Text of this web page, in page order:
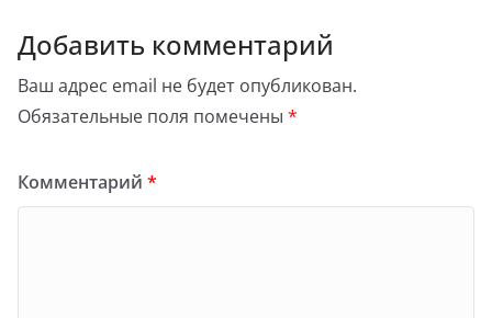
Добавить комментарий
Ваш адрес email не будет опубликован.
Обязательные поля помечены *
Комментарий *